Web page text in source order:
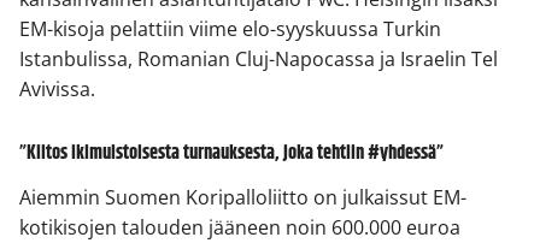
EM-kisoja pelattiin viime elo-syyskuussa Turkin
Istanbulissa, Romanian Cluj-Napocassa ja Israelin Tel
Avivissa.
”Kiitos ikimuistoisesta turnauksesta, joka tehtiin #yhdessä”
Aiemmin Suomen Koripalloliitto on julkaissut EM-
kotikisojen talouden jääneen noin 600.000 euroa